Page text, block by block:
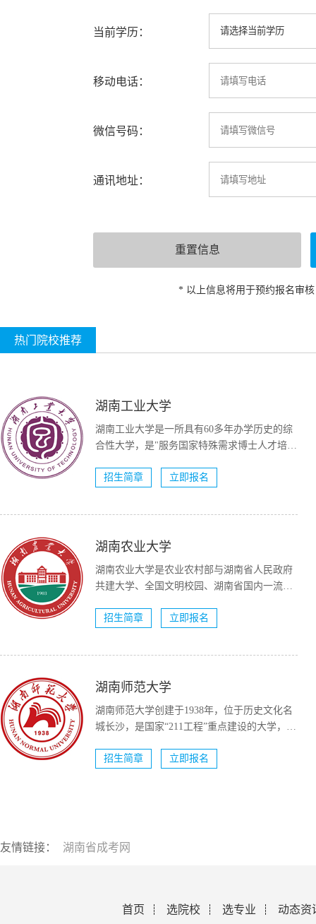
当前学历：
移动电话：
微信号码：
通讯地址：
* 以上信息将用于预约报名审
热门院校推荐
湖南工业大学
湖南工业大学是一所具有60多年办学历史的综
合性大学，是"服务国家特殊需求博士人才培养
招生简章
立即报名
湖南农业大学
湖南农业大学是农业农村部与湖南省人民政府
共建大学、全国文明校园、湖南省国内一流大
招生简章
立即报名
湖南师范大学
湖南师范大学创建于1938年，位于历史文化名
城长沙，是国家“211工程”重点建设的大学，国
招生简章
立即报名
友情链接： 湖南省成考网
首页 选院校 选专业
动态资